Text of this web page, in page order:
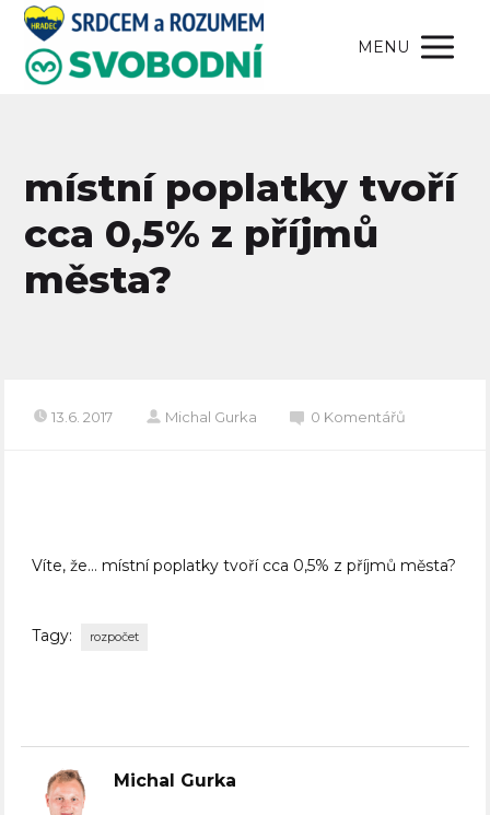
MENU
místní poplatky tvoří
cca 0,5% z příjmů
města?
13.6. 2017 Michal Gurka 0 Komentářů
Víte, že… místní poplatky tvoří cca 0,5% z příjmů města?
Tagy: rozpočet
Michal Gurka